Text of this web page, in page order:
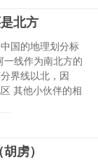
北方
国的地理划分标
线作为南北方的
界线以北，因
其他小伙伴的相
虏）